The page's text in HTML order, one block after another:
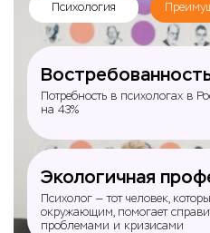
Психология
Потребность в психологах в
на 43%
Экологичная
Психолог — тот человек,
окружающим, помогает
проблемами и кризисами